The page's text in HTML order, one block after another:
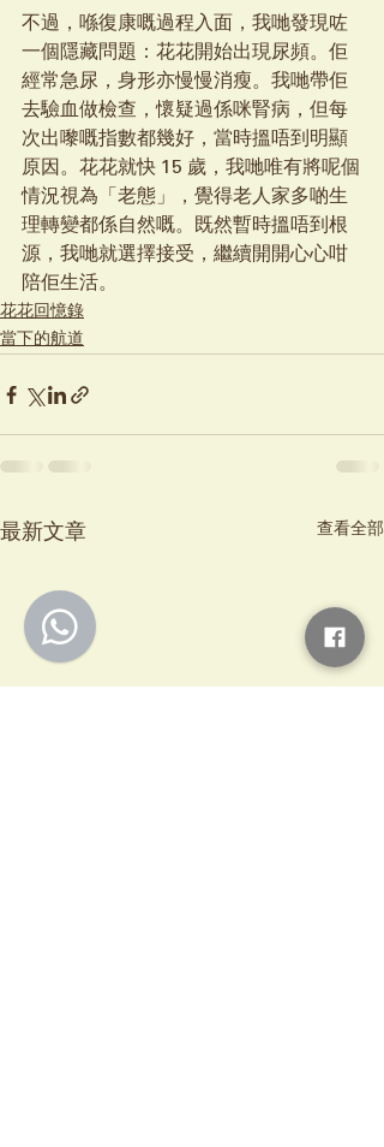
不過，喺復康嘅過程入面，我哋發現咗
一個隱藏問題：花花開始出現尿頻。佢
經常急尿，身形亦慢慢消瘦。我哋帶佢
去驗血做檢查，懷疑過係咪腎病，但每
次出嚟嘅指數都幾好，當時搵唔到明顯
原因。花花就快 15 歲，我哋唯有將呢個
情況視為「老態」，覺得老人家多啲生
理轉變都係自然嘅。既然暫時搵唔到根
源，我哋就選擇接受，繼續開開心心咁
陪佢生活。
花花回憶錄
當下的航道
最新文章 查看全部